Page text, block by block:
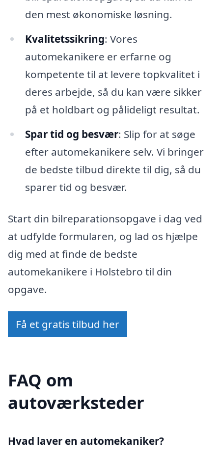
den mest økonomiske løsning.
Kvalitetssikring: Vores
automekanikere er erfarne og
kompetente til at levere topkvalitet i
deres arbejde, så du kan være sikker
på et holdbart og pålideligt resultat.
Spar tid og besvær: Slip for at søge
efter automekanikere selv. Vi bringer
de bedste tilbud direkte til dig, så du
sparer tid og besvær.
Start din bilreparationsopgave i dag ved
at udfylde formularen, og lad os hjælpe
dig med at finde de bedste
automekanikere i Holstebro til din
opgave.
Få et gratis tilbud her
FAQ om
autoværksteder
Hvad laver en automekaniker?